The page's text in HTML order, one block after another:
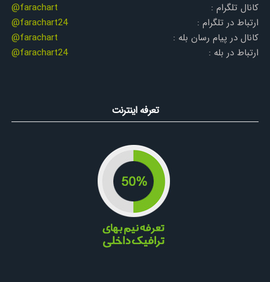
کانال تلگرام :
@farachart
ارتباط در تلگرام :
@farachart24
کانال در پیام رسان بله :
@farachart
ارتباط در بله :
@farachart24
تعرفه اینترنت